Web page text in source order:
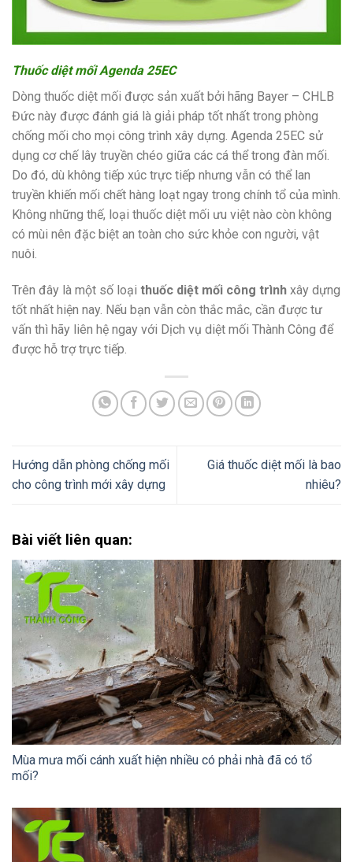
Thuốc diệt mối Agenda 25EC
Dòng thuốc diệt mối được sản xuất bởi hãng Bayer – CHLB
Đức này được đánh giá là giải pháp tốt nhất trong phòng
chống mối cho mọi công trình xây dựng. Agenda 25EC sử
dụng cơ chế lây truyền chéo giữa các cá thể trong đàn mối.
Do đó, dù không tiếp xúc trực tiếp nhưng vẫn có thể lan
truyền khiến mối chết hàng loạt ngay trong chính tổ của mình.
Không những thế, loại thuốc diệt mối ưu việt nào còn không
có mùi nên đặc biệt an toàn cho sức khỏe con người, vật
nuôi.
Trên đây là một số loại thuốc diệt mối công trình xây dựng
tốt nhất hiện nay. Nếu bạn vẫn còn thắc mắc, cần được tư
vấn thì hãy liên hệ ngay với Dịch vụ diệt mối Thành Công để
được hỗ trợ trực tiếp.
Hướng dẫn phòng chống mối
cho công trình mới xây dựng
Giá thuốc diệt mối là bao
nhiêu?
Bài viết liên quan:
Mùa mưa mối cánh xuất hiện nhiều có phải nhà đã có tổ
mối?